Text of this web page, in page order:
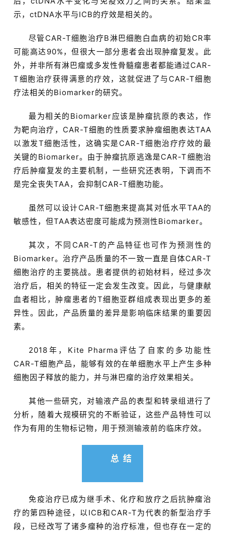
示，ctDNA水平与ICB的疗效是相关的。
尽管CAR-T细胞治疗B淋巴细胞白血病的初始CR率
可能高达90%，但很大一部分患者会出现肿瘤复发。此
外，并非所有淋巴瘤或多发性骨髓瘤患者都能通过CAR-
T细胞治疗获得满意的疗效，这就促进了与CAR-T细胞
疗法相关的Biomarker的研究。
最为相关的Biomarker应该是肿瘤抗原的表达，作
为靶向治疗，CAR-T细胞的性质要求肿瘤细胞表达TAA
以激发T细胞活性，这确实是CAR-T细胞治疗疗效的最
关键的Biomarker。由于肿瘤抗原逃逸是CAR-T细胞治
疗后肿瘤复发的主要机制，一些研究还表明，下调而不
是完全丧失TAA，会抑制CAR-T细胞功能。
虽然可以设计CAR-T细胞来提高其对低水平TAA的
敏感性，但TAA表达密度可能成为预测性Biomarker。
其次，不同CAR-T的产品特征也可作为预测性的
Biomarker。治疗产品质量的不一致一直是自体CAR-T
细胞治疗的主要挑战。患者提供的初始材料，经过多次
治疗后，相关的特征一定会发生改变。因此，与健康献
血者相比，肿瘤患者的T细胞亚群组成表现出更多的差
异性。因此，产品质量的差异是影响临床结果的重要因
素。
2018年，Kite Pharma评估了自家的多功能性
CAR-T细胞产品，能够有效的在单细胞水平上产生多种
细胞因子释放的能力，并与淋巴瘤的治疗效果相关。
其他一些研究，对输液产品的表型和转录组进行了
分析，随着大规模研究的不断验证，这些产品特性可以
作为有用的生物标记物，用于预测输液前的临床疗效。
总 结
免疫治疗已成为继手术、化疗和放疗之后抗肿瘤治
疗的第四种途径，以ICB和CAR-T为代表的新型治疗手
段，已经改写了诸多瘤种的治疗标准，但也存在一定的